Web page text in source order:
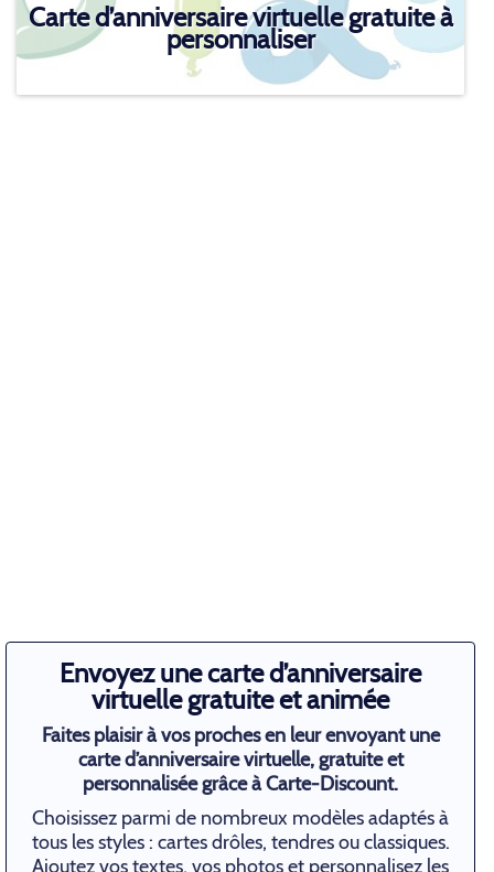
Carte d’anniversaire virtuelle gratuite à
personnaliser
Envoyez une carte d’anniversaire
virtuelle gratuite et animée
Faites plaisir à vos proches en leur envoyant une
carte d’anniversaire virtuelle, gratuite et
personnalisée grâce à Carte-Discount.
Choisissez parmi de nombreux modèles adaptés à
tous les styles : cartes drôles, tendres ou classiques.
Ajoutez vos textes, vos photos et personnalisez les